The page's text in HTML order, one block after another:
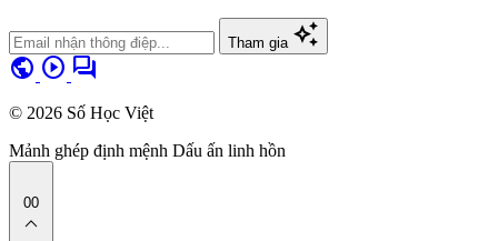
Tham gia auto_awesome
public play_circle forum
© 2026 Số Học Việt
Mảnh ghép định mệnh Dấu ấn linh hồn
00
expand_less